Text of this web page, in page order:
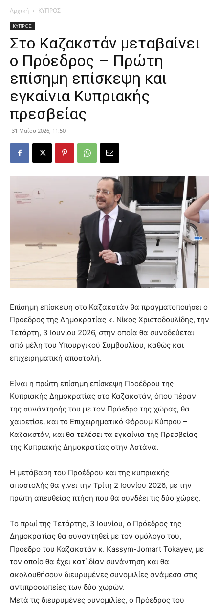
Αρχική ΚΥΠΡΟΣ
ΚΥΠΡΟΣ
Στο Καζακστάν μεταβαίνει
ο Πρόεδρος – Πρώτη
επίσημη επίσκεψη και
εγκαίνια Κυπριακής
πρεσβείας
31 Μαΐου 2026, 11:50
Επίσημη επίσκεψη στο Καζακστάν θα πραγματοποιήσει ο
Πρόεδρος της Δημοκρατίας κ. Νίκος Χριστοδουλίδης, την
Τετάρτη, 3 Ιουνίου 2026, στην οποία θα συνοδεύεται
από μέλη του Υπουργικού Συμβουλίου, καθώς και
επιχειρηματική αποστολή.
Είναι η πρώτη επίσημη επίσκεψη Προέδρου της
Κυπριακής Δημοκρατίας στο Καζακστάν, όπου πέραν
της συνάντησής του με τον Πρόεδρο της χώρας, θα
χαιρετίσει και το Επιχειρηματικό Φόρουμ Κύπρου –
Καζακστάν, και θα τελέσει τα εγκαίνια της Πρεσβείας
της Κυπριακής Δημοκρατίας στην Αστάνα.
Η μετάβαση του Προέδρου και της κυπριακής
αποστολής θα γίνει την Τρίτη 2 Ιουνίου 2026, με την
πρώτη απευθείας πτήση που θα συνδέει τις δύο χώρες.
Το πρωί της Τετάρτης, 3 Ιουνίου, ο Πρόεδρος της
Δημοκρατίας θα συναντηθεί με τον ομόλογο του,
Πρόεδρο του Καζακστάν κ. Kassym-Jomart Tokayev, με
τον οποίο θα έχει κατ΄ιδίαν συνάντηση και θα
ακολουθήσουν διευρυμένες συνομιλίες ανάμεσα στις
αντιπροσωπείες των δύο χωρών.
Μετά τις διευρυμένες συνομιλίες, ο Πρόεδρος του